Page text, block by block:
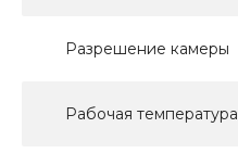
Разрешение камеры
Рабочая температура